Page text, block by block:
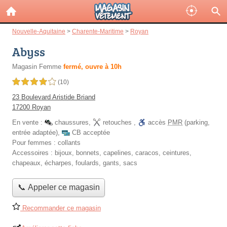
Nouvelle-Aquitaine > Charente-Maritime > Royan
Abyss
Magasin Femme fermé, ouvre à 10h
4,0 étoiles sur 5 (10)
23 Boulevard Aristide Briand
17200 Royan
En vente :
chaussures, retouches , accès PMR (parking,
entrée adaptée),
CB acceptée
Pour femmes : collants
Accessoires : bijoux, bonnets, capelines, caracos, ceintures,
chapeaux, écharpes, foulards, gants, sacs
📞 Appeler ce magasin
Recommander ce magasin